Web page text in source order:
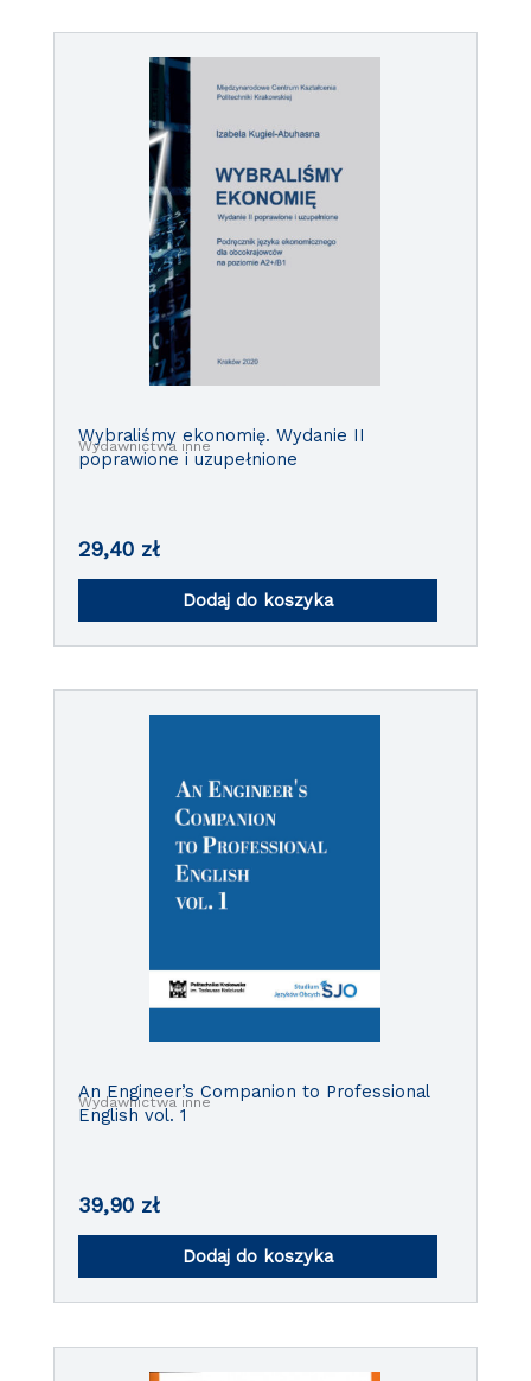
Wydawnictwa inne
Wybraliśmy ekonomię. Wydanie II
poprawione i uzupełnione
29,40 zł
Dodaj do koszyka
Wydawnictwa inne
An Engineer’s Companion to Professional
English vol. 1
39,90 zł
Dodaj do koszyka